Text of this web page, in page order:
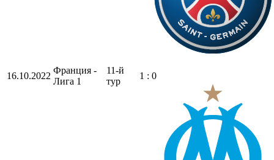
16.10.2022
Франция -
Лига 1
11-й
тур
1 : 0